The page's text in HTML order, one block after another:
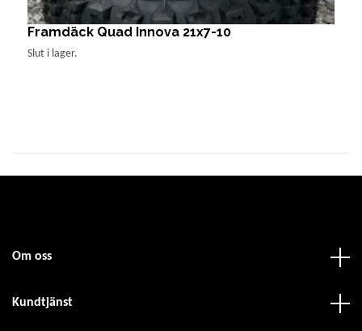
Framdäck Quad Innova 21x7-10
Slut i lager.
Om oss
Kundtjänst